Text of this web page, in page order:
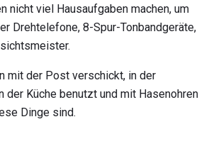
nicht viel Hausaufgaben machen, um
Drehtelefone, 8-Spur-Tonbandgeräte,
mit der Post verschickt, in der
der Küche benutzt und mit Hasenohren
Dinge sind.